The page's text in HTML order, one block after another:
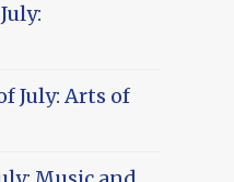
July: Arts of